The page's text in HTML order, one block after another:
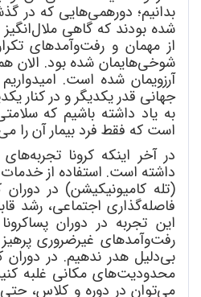
بدانیم؛ دورهمیهایی که در
شده بودند که گاهی ملال
از مهمان و رفتوآمدهای
شوخیهایمان شده بود. الان
آرزویمان شده است.
جهانی قدر یکدیگر و در کنار
به یاد داشته باشیم که
است که فقط فرد بیمار آن را
در آخر اینکه کرونا تجربههای
داشته است. استفاده از خدمات
(تله کامیونیکیشن) در دوران
فاصلهگذاری اجتماعی، رشد
این تجربه در دوران
رفتوآمدهای غیرضروری
بیدلیل هدر ندهیم. در دوران
محدودیتهای مکانی غلبه
میتوان در دوره و کلاس،